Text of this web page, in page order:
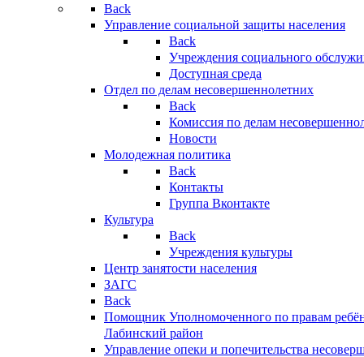
Back
Управление социальной защиты населения
Back
Учреждения социального
Доступная среда
Отдел по делам несовершеннолетних
Back
Комиссия по делам
Новости
Молодежная политика
Back
Контакты
Группа Вконтакте
Культура
Back
Учреждения культуры
Центр занятости населения
ЗАГС
Back
Помощник Уполномоченного по правам
Лабинский район
Управление опеки и попечительства